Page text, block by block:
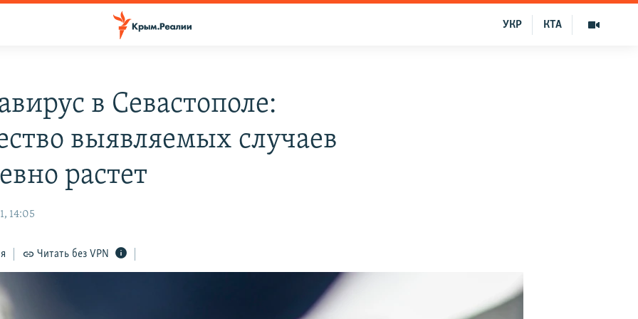
КТА
УКР
в Севастополе:
выявляемых случаев
растет
14:05
Читать без VPN